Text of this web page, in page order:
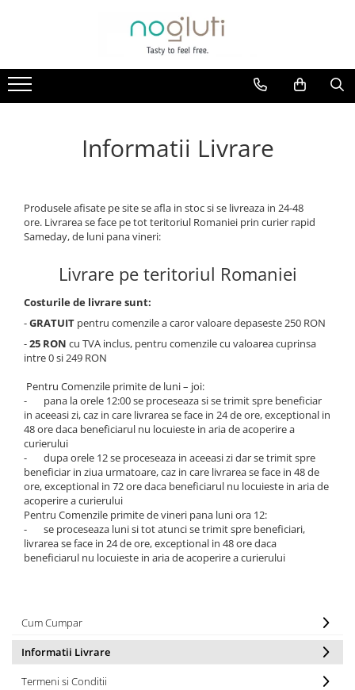
Biscuiti fara gluten
Paine fara glutenInformatii Livrare
Produsele afisate pe site se afla in stoc si se livreaza in 24-48
ore. Livrarea se face pe tot teritoriul Romaniei prin curier rapid
Sameday, de luni pana vineri:
Livrare pe teritoriul Romaniei
Costurile de livrare sunt:
-GRATUIT pentru comenzile a caror valoare depaseste 250 RON
-25 RON cu TVA inclus, pentru comenzile cu valoarea cuprinsa
intre 0 si 249 RON
Pentru Comenzile primite de luni – joi:
- pana la orele 12:00 se proceseaza si se trimit spre beneficiar
in aceeasi zi, caz in care livrarea se face in 24 de ore, exceptional in
48 ore daca beneficiarul nu locuieste in aria de acoperire a
curierului
- dupa orele 12 se proceseaza in aceeasi zi dar se trimit spre
beneficiar in ziua urmatoare, caz in care livrarea se face in 48 de
ore, exceptional in 72 ore daca beneficiarul nu locuieste in aria de
acoperire a curierului
Pentru Comenzile primite de vineri pana luni ora 12:
- se proceseaza luni si tot atunci se trimit spre beneficiari,
livrarea se face in 24 de ore, exceptional in 48 ore daca
beneficiarul nu locuieste in aria de acoperire a curierului
Cum Cumpar
Informatii Livrare
Termeni si Conditii